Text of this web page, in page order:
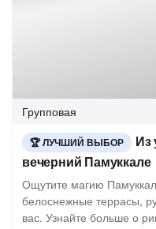
Групповая
ЛУЧШИЙ ВЫБОР
Из
вечерний Памуккале
Ощутите магию
белоснежные террасы,
вас. Узнайте больше о